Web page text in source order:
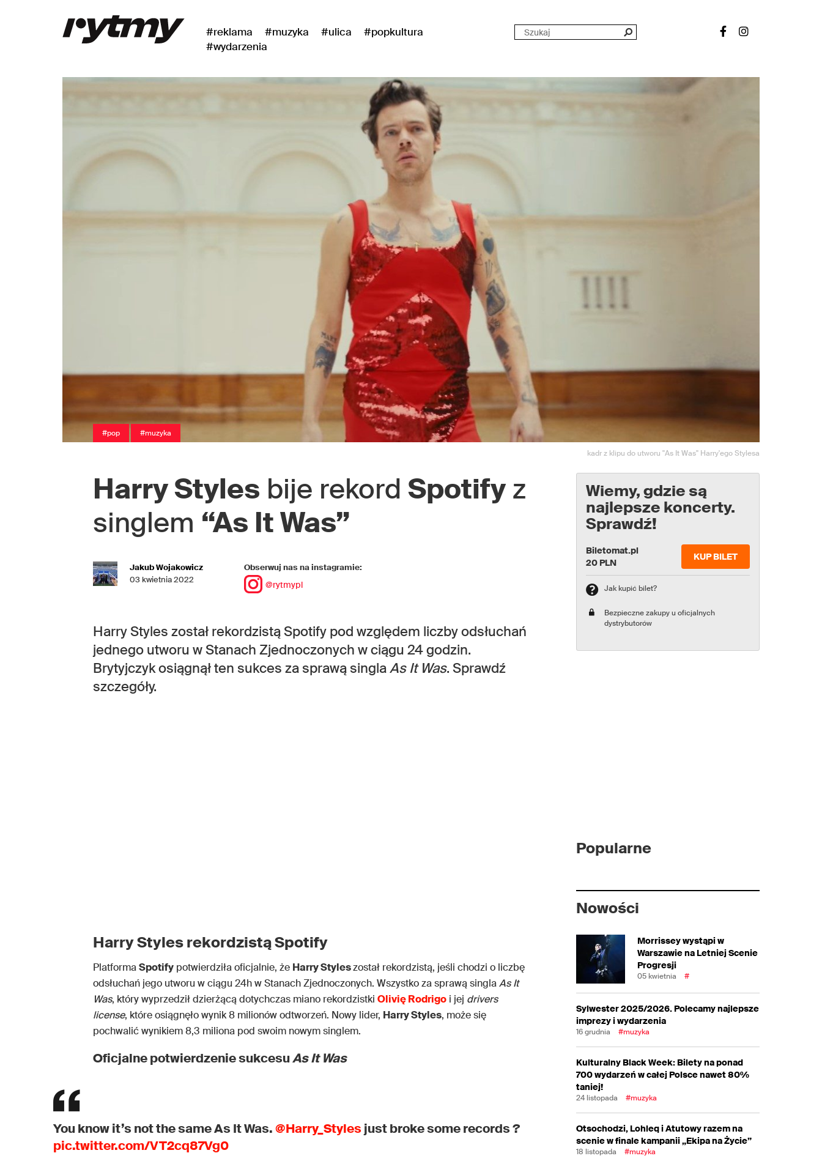
#reklama #muzyka #ulica
#popkultura
#wydarzenia
#pop #muzyka
kadr z klipu do utworu "As It Was" Harry'ego Stylesa
Harry Styles bije rekord Spotifyz
singlem “As It Was”
Jakub Wojakowicz
03 kwietnia 2022
Obserwuj nas na instagramie:
@rytmypl
Harry Styles został rekordzistą Spotify pod względem liczby odsłuchań
jednego utworu w Stanach Zjednoczonych w ciągu 24 godzin.
Brytyjczyk osiągnął ten sukces za sprawą singlaAs It Was. Sprawdź
szczegóły.
Harry Styles rekordzistą Spotify
PlatformaSpotify potwierdziła oficjalnie, że Harry Styleszostał rekordzistą, jeśli chodzi o liczbę
odsłuchań jego utworu w ciągu 24h w Stanach Zjednoczonych. Wszystko za sprawą singlaAs It
Was, który wyprzedził dzierżącą dotychczas miano rekordzistki Olivię Rodrigo i jej drivers
license, które osiągnęło wynik 8 milionów odtworzeń. Nowy lider, Harry Styles, może się
pochwalić wynikiem 8,3 miliona pod swoim nowym singlem.
Oficjalne potwierdzenie sukcesuAs It Was
You know it’s not the same As It Was.@Harry_Styles just broke some records ?
pic.twitter.com/VT2cq87Vg0
Wiemy, gdzie są
najlepsze koncerty.
Sprawdź!
Biletomat.pl
20 PLN
KUP BILET
Jak kupić bilet?
Bezpieczne zakupy u oficjalnych
dystrybutorów
Popularne
Nowości
Morrissey wystąpi w
Warszawie na Letniej Scenie
Progresji
05 kwietnia #
Sylwester 2025/2026. Polecamy najlepsze
imprezy i wydarzenia
16 grudnia #muzyka
Kulturalny Black Week: Bilety na ponad
700 wydarzeń w całej Polsce nawet 80%
taniej!
24 listopada #muzyka
Otsochodzi, Lohleq i Atutowy razem na
scenie w finale kampanii „Ekipa na Życie”
18 listopada #muzyka